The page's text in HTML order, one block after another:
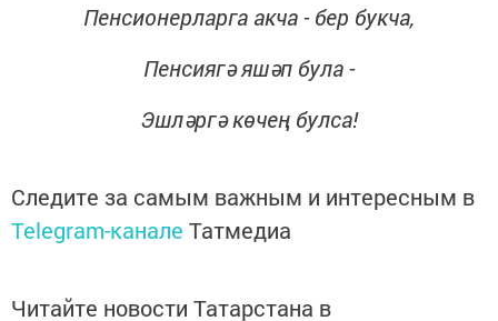
Пенсионерларга акча - бер букча,
Пенсиягә яшәп була -
Эшләргә көчең булса!
Следите за самым важным и интересным в
Telegram-канале Татмедиа
Читайте новости Татарстана в